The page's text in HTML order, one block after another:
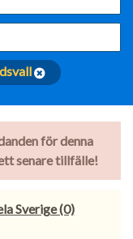
för denna
senare tillfälle!
Sverige (0)